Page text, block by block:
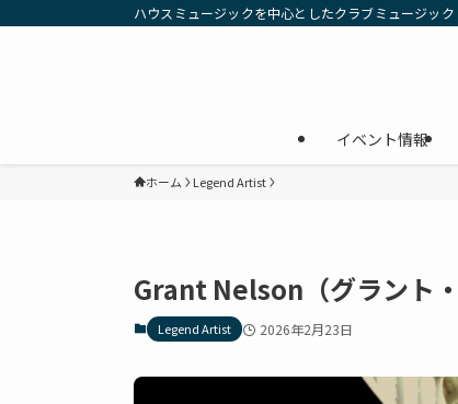
ハウスミュージックを中心としたクラブミュージッ
イベント情報
ホーム Legend Artist
Grant Nelson（グラント・
Legend Artist 2026年2月23日